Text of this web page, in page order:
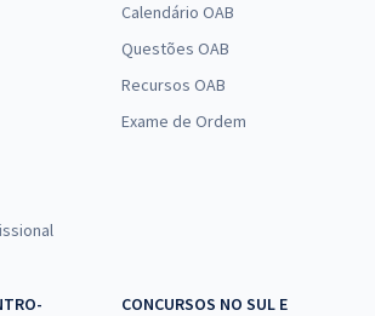
Calendário OAB
Questões OAB
Recursos OAB
Exame de Ordem
CONCURSOS NO SUL E